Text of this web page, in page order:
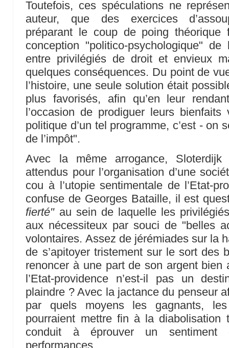
Toutefois, ces spéculations ne
auteur, que des exercices
préparant le coup de poing théorique
conception "politico-psychologique"
entre privilégiés de droit et envieux
quelques conséquences. Du point de
l’histoire, une seule solution était
plus favorisés, afin qu’en leur
l’occasion de prodiguer leurs
politique d’un tel programme, c’est - on
de l’impôt".
Avec la même arrogance,
attendus pour l’organisation d’une
cou à l’utopie sentimentale de l’Etat-
confuse de Georges Bataille, il est
fierté"au sein de laquelle les
aux nécessiteux par souci de "belles
volontaires. Assez de jérémiades sur la
de s’apitoyer tristement sur le sort des
renoncer à une part de son argent bien
l’Etat-providence n’est-il pas un
plaindre ? Avec la jactance du penseur
par quels moyens les gagnants,
pourraient mettre fin à la diabolisation
conduit à éprouver un sentiment
performances.